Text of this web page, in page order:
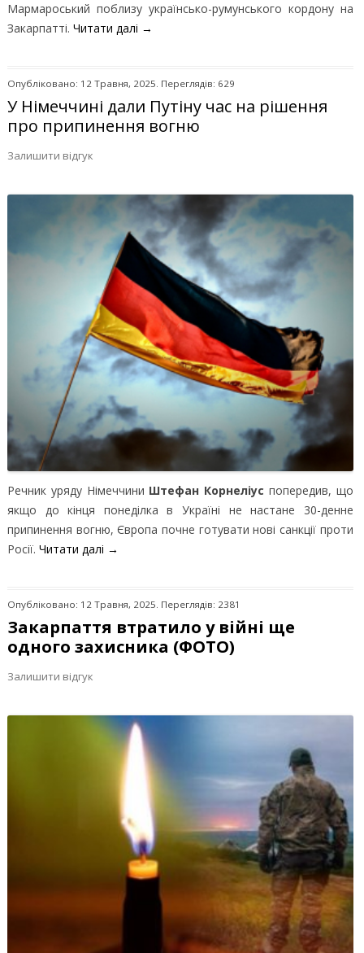
Мармароський поблизу українсько-румунського кордону на
Закарпатті. Читати далі →
Опубліковано: 12 Травня, 2025. Переглядів: 629
У Німеччині дали Путіну час на рішення
про припинення вогню
Залишити відгук
Речник уряду Німеччини Штефан Корнеліус попередив, що
якщо до кінця понеділка в Україні не настане 30-денне
припинення вогню, Європа почне готувати нові санкції проти
Росії. Читати далі →
Опубліковано: 12 Травня, 2025. Переглядів: 2381
Закарпаття втратило у війні ще
одного захисника (ФОТО)
Залишити відгук